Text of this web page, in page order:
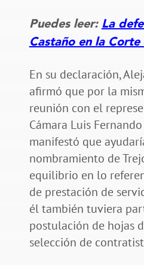
Puedes leer: La
Castaño en la Corte
En su declaración,
afirmó que por la
reunión con el
Cámara Luis
manifestó que
nombramiento de
equilibrio en lo
de prestación de
él también tuviera
postulación de hojas
selección de